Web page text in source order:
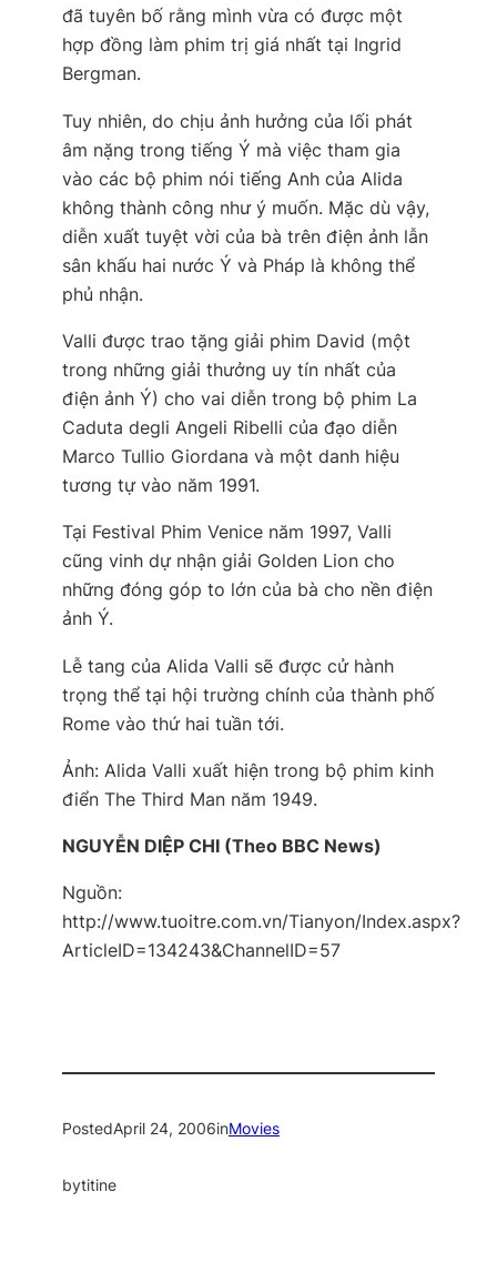
đã tuyên bố rằng mình vừa có được một
hợp đồng làm phim trị giá nhất tại Ingrid
Bergman.
Tuy nhiên, do chịu ảnh hưởng của lối phát
âm nặng trong tiếng Ý mà việc tham gia
vào các bộ phim nói tiếng Anh của Alida
không thành công như ý muốn. Mặc dù vậy,
diễn xuất tuyệt vời của bà trên điện ảnh lẫn
sân khấu hai nước Ý và Pháp là không thể
phủ nhận.
Valli được trao tặng giải phim David (một
trong những giải thưởng uy tín nhất của
điện ảnh Ý) cho vai diễn trong bộ phim La
Caduta degli Angeli Ribelli của đạo diễn
Marco Tullio Giordana và một danh hiệu
tương tự vào năm 1991.
Tại Festival Phim Venice năm 1997, Valli
cũng vinh dự nhận giải Golden Lion cho
những đóng góp to lớn của bà cho nền điện
ảnh Ý.
Lễ tang của Alida Valli sẽ được cử hành
trọng thể tại hội trường chính của thành phố
Rome vào thứ hai tuần tới.
Ảnh: Alida Valli xuất hiện trong bộ phim kinh
điển The Third Man năm 1949.
NGUYỄN DIỆP CHI (Theo BBC News)
Nguồn:
http://www.tuoitre.com.vn/Tianyon/Index.aspx?
ArticleID=134243&ChannelID=57
PostedApril 24, 2006inMovies
bytitine